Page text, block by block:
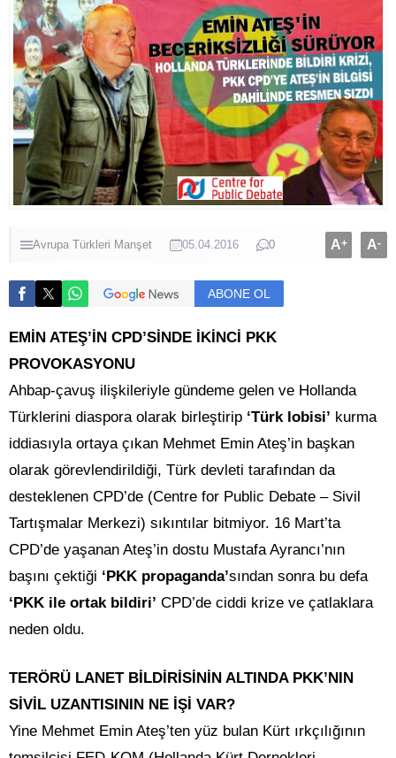
Avrupa Türkleri Manşet 05.04.2016 0 A+ A-
ABONE OL
EMİN ATEŞ’İN CPD’SİNDE İKİNCİ PKK
PROVOKASYONU
Ahbap-çavuş ilişkileriyle gündeme gelen ve Hollanda
Türklerini diaspora olarak birleştirip ‘Türk lobisi’ kurma
iddiasıyla ortaya çıkan Mehmet Emin Ateş’in başkan
olarak görevlendirildiği, Türk devleti tarafından da
desteklenen CPD’de (Centre for Public Debate – Sivil
Tartışmalar Merkezi) sıkıntılar bitmiyor. 16 Mart’ta
CPD’de yaşanan Ateş’in dostu Mustafa Ayrancı’nın
başını çektiği ‘PKK propaganda’sından sonra bu defa
‘PKK ile ortak bildiri’ CPD’de ciddi krize ve çatlaklara
neden oldu.
TERÖRÜ LANET BİLDİRİSİNİN ALTINDA PKK’NIN
SİVİL UZANTISININ NE İŞİ VAR?
Yine Mehmet Emin Ateş’ten yüz bulan Kürt ırkçılığının